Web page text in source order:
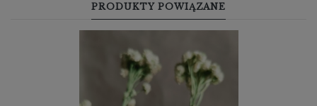
PRODUKTY POWIĄZANE